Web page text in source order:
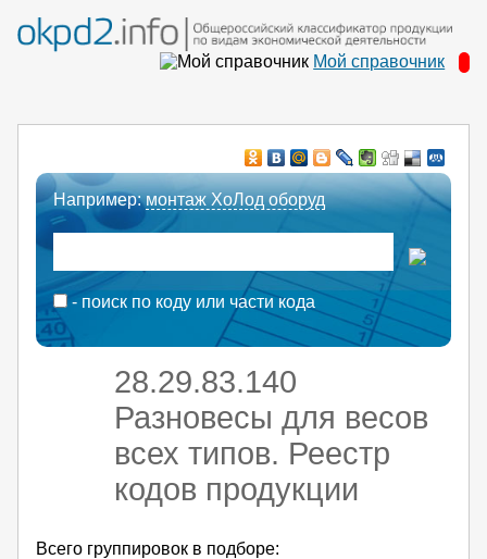
Мой справочник
Например:монтаж ХоЛод оборуд
- поиск по коду или части кода
28.29.83.140
Разновесы для весов
всех типов. Реестр
кодов продукции
Всего группировок в подборе: